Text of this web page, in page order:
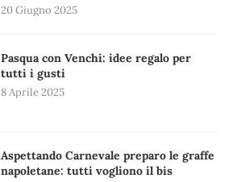
20 Giugno 2025
Pasqua con Venchi: idee regalo per
tutti i gusti
8 Aprile 2025
Aspettando Carnevale preparo le graffe
napoletane: tutti vogliono il bis